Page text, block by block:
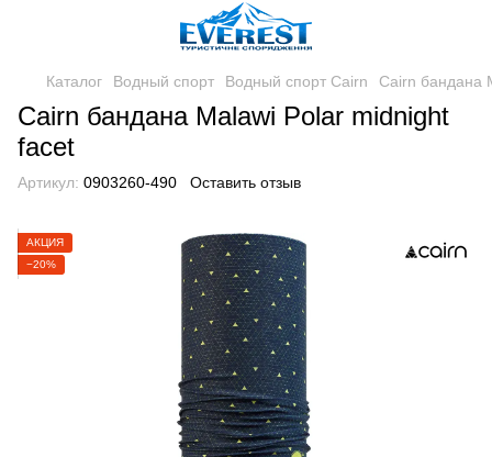
Каталог Водный спорт Водный спорт Cairn Cairn бандана
Cairn бандана Malawi Polar midnight
facet
Артикул: 0903260-490 Оставить отзыв
АКЦИЯ
−20%